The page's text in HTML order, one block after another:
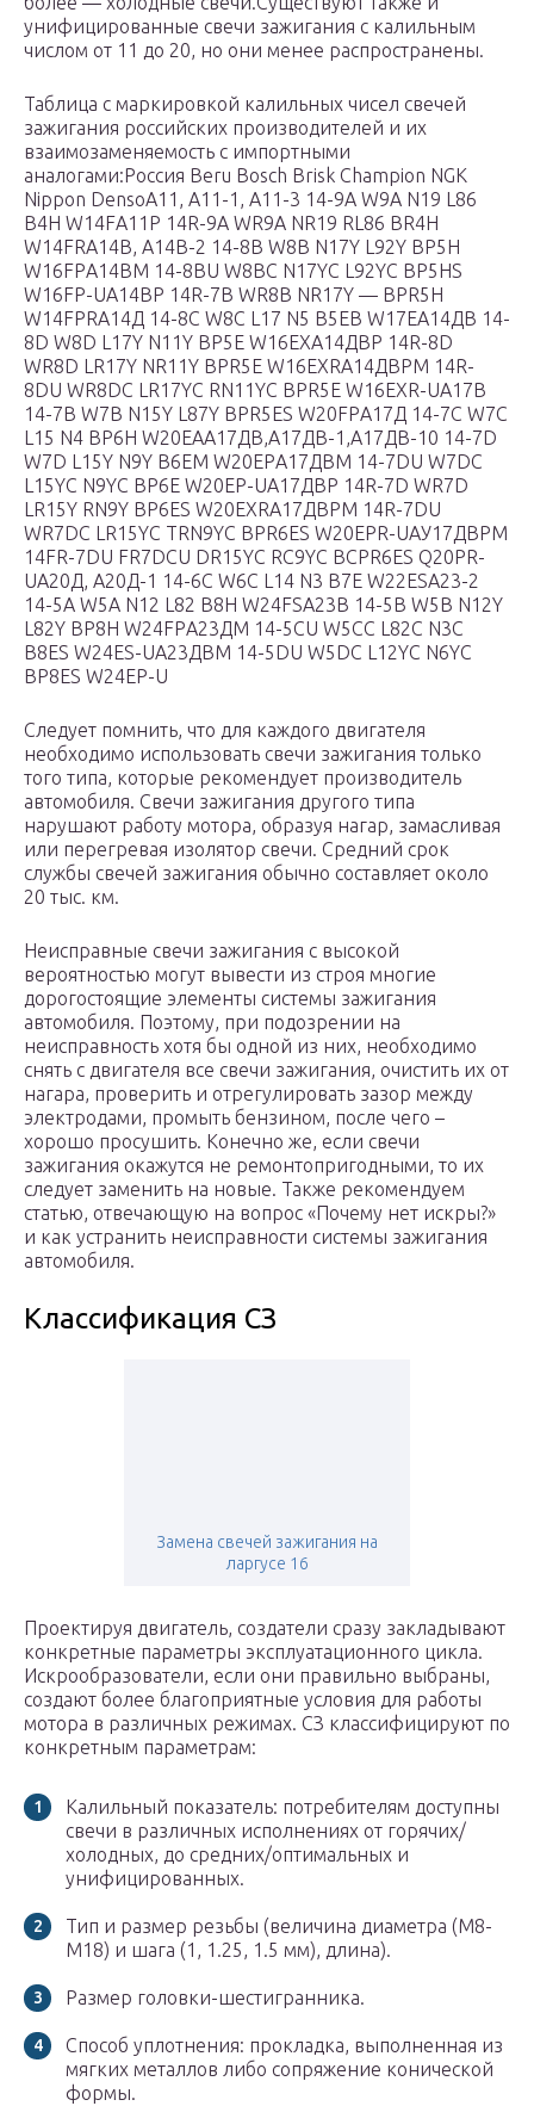
унифицированные свечи зажигания с калильным
числом от 11 до 20, но они менее распространены.
Таблица с маркировкой калильных чисел свечей
зажигания российских производителей и их
взаимозаменяемость с импортными
аналогами:Россия Beru Bosch Brisk Champion NGK
Nippon DensoА11, А11-1, А11-3 14-9A W9A N19 L86
B4H W14FА11Р 14R-9A WR9A NR19 RL86 BR4H
W14FRА14В, А14В-2 14-8B W8B N17Y L92Y BP5H
W16FPА14ВМ 14-8BU W8BC N17YC L92YC BP5HS
W16FP-UА14ВР 14R-7B WR8B NR17Y — BPR5H
W14FPRА14Д 14-8C W8C L17 N5 B5EB W17EА14ДВ 14-
8D W8D L17Y N11Y BP5E W16EXА14ДВР 14R-8D
WR8D LR17Y NR11Y BPR5E W16EXRА14ДВРМ 14R-
8DU WR8DC LR17YC RN11YC BPR5E W16EXR-UА17В
14-7B W7B N15Y L87Y BPR5ES W20FPА17Д 14-7C W7C
L15 N4 BP6H W20EAА17ДВ,А17ДВ-1,А17ДВ-10 14-7D
W7D L15Y N9Y B6EM W20EPА17ДВМ 14-7DU W7DC
L15YC N9YC BP6E W20EP-UА17ДВР 14R-7D WR7D
LR15Y RN9Y BP6ES W20EXRА17ДВРМ 14R-7DU
WR7DC LR15YC ТRN9YC BPR6ES W20EPR-UАУ17ДВРМ
14FR-7DU FR7DCU DR15YC RC9YC BCPR6ES Q20PR-
UА20Д, А20Д-1 14-6C W6C L14 N3 B7E W22ESА23-2
14-5A W5A N12 L82 B8H W24FSА23В 14-5B W5B N12Y
L82Y BP8H W24FPА23ДМ 14-5CU W5CC L82C N3C
B8ES W24ES-UА23ДВМ 14-5DU W5DC L12YC N6YC
BP8ES W24EP-U
Следует помнить, что для каждого двигателя
необходимо использовать свечи зажигания только
того типа, которые рекомендует производитель
автомобиля. Свечи зажигания другого типа
нарушают работу мотора, образуя нагар, замасливая
или перегревая изолятор свечи. Средний срок
службы свечей зажигания обычно составляет около
20 тыс. км.
Неисправные свечи зажигания с высокой
вероятностью могут вывести из строя многие
дорогостоящие элементы системы зажигания
автомобиля. Поэтому, при подозрении на
неисправность хотя бы одной из них, необходимо
снять с двигателя все свечи зажигания, очистить их от
нагара, проверить и отрегулировать зазор между
электродами, промыть бензином, после чего –
хорошо просушить. Конечно же, если свечи
зажигания окажутся не ремонтопригодными, то их
следует заменить на новые. Также рекомендуем
статью, отвечающую на вопрос «Почему нет искры?»
и как устранить неисправности системы зажигания
автомобиля.
Классификация СЗ
Замена свечей зажигания на
ларгусе 16
Проектируя двигатель, создатели сразу закладывают
конкретные параметры эксплуатационного цикла.
Искрообразователи, если они правильно выбраны,
создают более благоприятные условия для работы
мотора в различных режимах. СЗ классифицируют по
конкретным параметрам:
Калильный показатель: потребителям доступны
свечи в различных исполнениях от горячих/
холодных, до средних/оптимальных и
унифицированных.
Тип и размер резьбы (величина диаметра (М8-
М18) и шага (1, 1.25, 1.5 мм), длина).
Размер головки-шестигранника.
Способ уплотнения: прокладка, выполненная из
мягких металлов либо сопряжение конической
формы.